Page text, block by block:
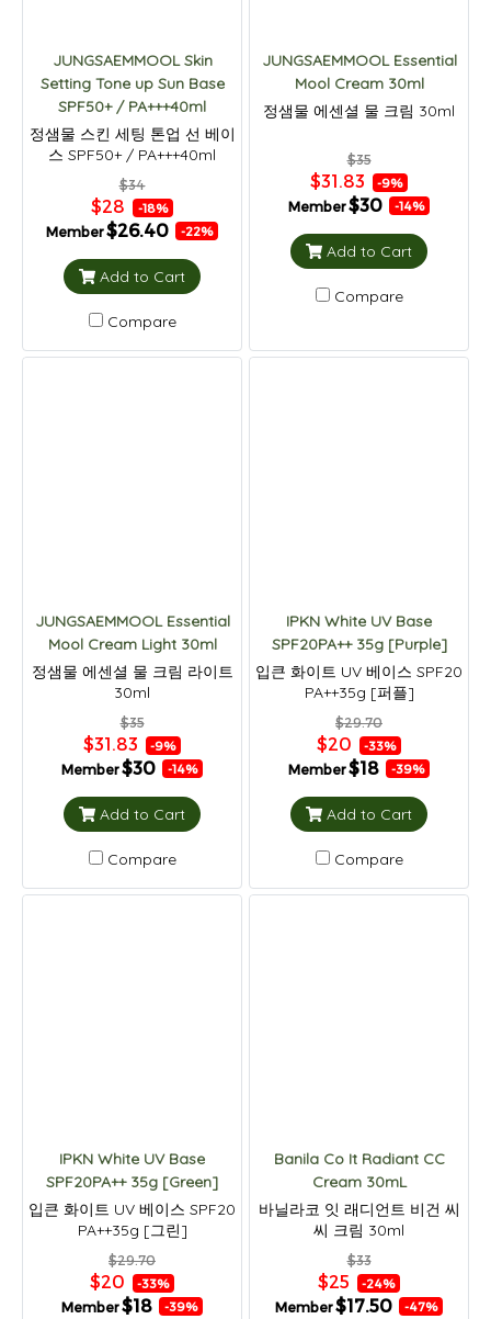
JUNGSAEMMOOL Skin
Setting Tone up Sun Base
SPF50+ / PA+++40ml
정샘물 스킨 세팅 톤업 선 베이
스 SPF50+ / PA+++40ml
$34
$28 -18%
Member$26.40 -22%
Add to Cart
Compare
JUNGSAEMMOOL Essential
Mool Cream 30ml
정샘물 에센셜 물 크림 30ml
$35
$31.83 -9%
Member$30 -14%
Add to Cart
Compare
JUNGSAEMMOOL Essential
Mool Cream Light 30ml
정샘물 에센셜 물 크림 라이트
30ml
$35
$31.83 -9%
Member$30 -14%
Add to Cart
Compare
IPKN White UV Base
SPF20PA++ 35g [Purple]
입큰 화이트 UV 베이스 SPF20
PA++35g [퍼플]
$29.70
$20 -33%
Member$18 -39%
Add to Cart
Compare
IPKN White UV Base
SPF20PA++ 35g [Green]
입큰 화이트 UV 베이스 SPF20
PA++35g [그린]
$29.70
$20 -33%
Member$18 -39%
Banila Co It Radiant CC
Cream 30mL
바닐라코 잇 래디언트 비건 씨
씨 크림 30ml
$33
$25 -24%
Member$17.50 -47%